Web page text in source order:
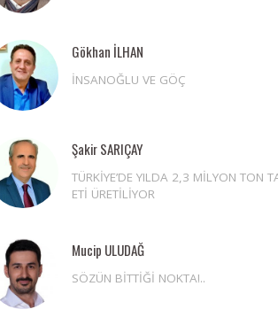
Gökhan İLHAN
İNSANOĞLU VE GÖÇ
Şakir SARIÇAY
TÜRKİYE’DE YILDA 2,3 MİLYON TON
ETİ ÜRETİLİYOR
Mucip ULUDAĞ
SÖZÜN BİTTİĞİ NOKTA!..